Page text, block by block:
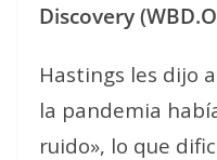
Discovery
Hastings les dijo
la pandemia
ruido», lo que